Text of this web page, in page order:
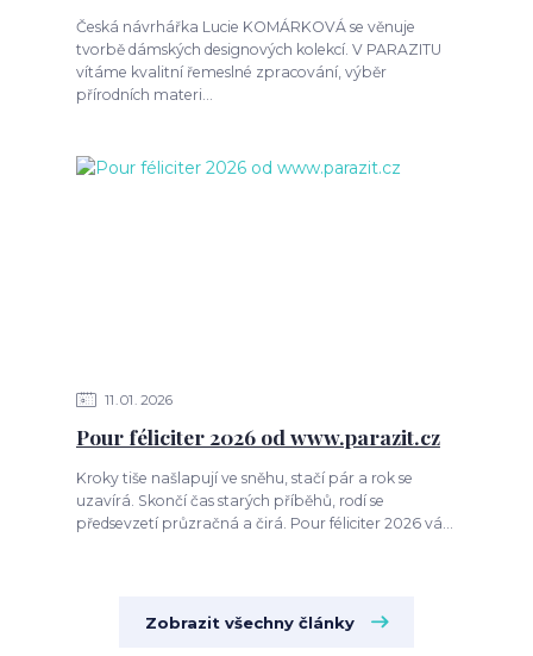
Česká návrhářka Lucie KOMÁRKOVÁ se věnuje
tvorbě dámských designových kolekcí. V PARAZITU
vítáme kvalitní řemeslné zpracování, výběr
přírodních materi...
11 01 2026
Pour féliciter 2026 od www.parazit.cz
Kroky tiše našlapují ve sněhu, stačí pár a rok se
uzavírá. Skončí čas starých příběhů, rodí se
předsevzetí průzračná a čirá. Pour féliciter 2026 vá...
Zobrazit všechny články